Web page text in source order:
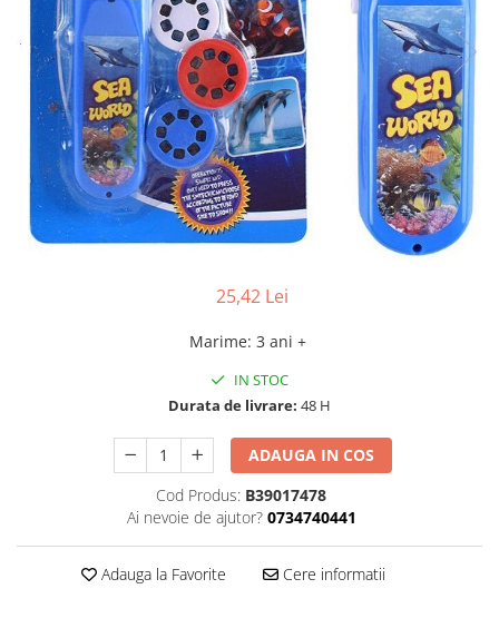
25,42 Lei
Marime: 3 ani +
IN STOC
Durata de livrare: 48 H
ADAUGA IN COS
Cod Produs: B39017478
Ai nevoie de ajutor? 0734740441
Adauga la Favorite Cere informatii